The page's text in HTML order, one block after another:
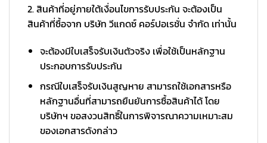
2. สินค้าที่อยู่ภายใต้เงื่อนไขการรับประกัน จะต้องเป็น
สินค้าที่ซื้อจาก บริษัท วีแกดซ์ คอร์ปอเรชั่น จำกัด เท่านั้น
จะต้องมีใบเสร็จรับเงินตัวจริง เพื่อใช้เป็นหลักฐาน
ประกอบการรับประกัน
กรณีใบเสร็จรับเงินสูญหาย สามารถใช้เอกสารหรือ
หลักฐานอื่นที่สามารถยืนยันการซื้อสินค้าได้ โดย
บริษัทฯ ขอสงวนสิทธิ์ในการพิจารณาความเหมาะสม
ของเอกสารดังกล่าว